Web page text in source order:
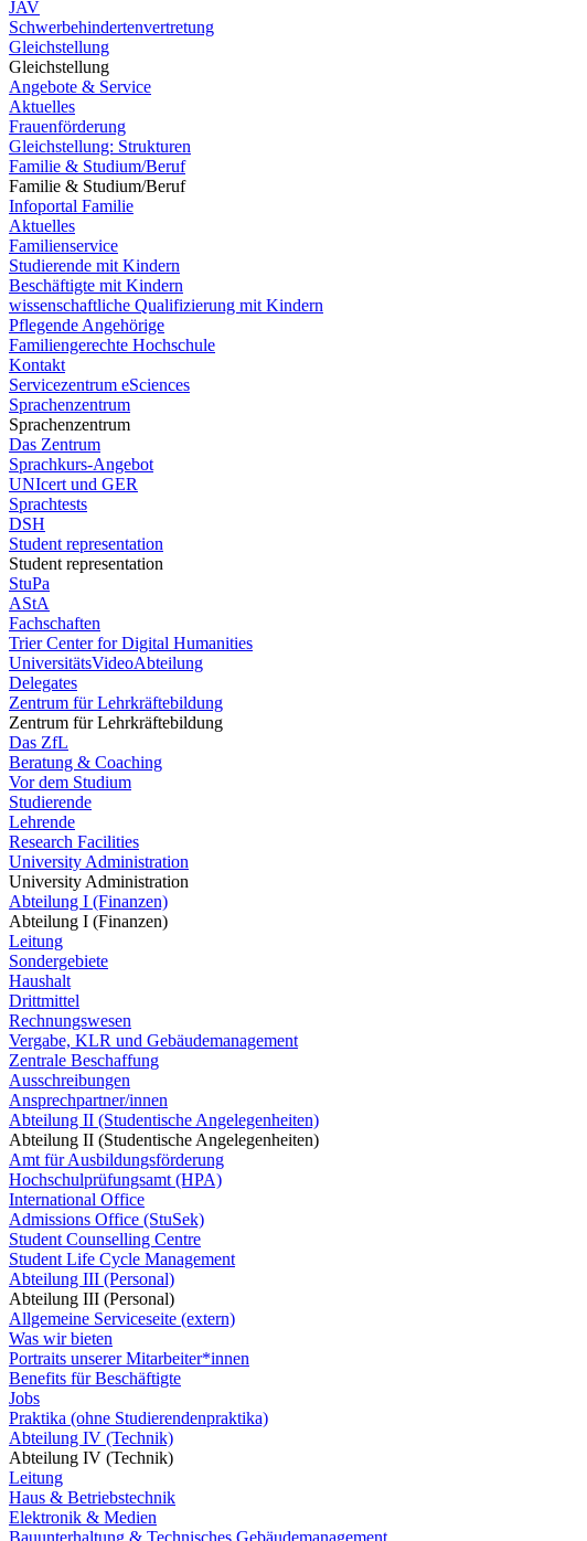
JAV
Schwerbehindertenvertretung
Gleichstellung
Gleichstellung
Angebote & Service
Aktuelles
Frauenförderung
Gleichstellung: Strukturen
Familie & Studium/Beruf
Familie & Studium/Beruf
Infoportal Familie
Aktuelles
Familienservice
Studierende mit Kindern
Beschäftigte mit Kindern
wissenschaftliche Qualifizierung mit Kindern
Pflegende Angehörige
Familiengerechte Hochschule
Kontakt
Servicezentrum eSciences
Sprachenzentrum
Sprachenzentrum
Das Zentrum
Sprachkurs-Angebot
UNIcert und GER
Sprachtests
DSH
Student representation
Student representation
StuPa
AStA
Fachschaften
Trier Center for Digital Humanities
UniversitätsVideoAbteilung
Delegates
Zentrum für Lehrkräftebildung
Zentrum für Lehrkräftebildung
Das ZfL
Beratung & Coaching
Vor dem Studium
Studierende
Lehrende
Research Facilities
University Administration
University Administration
Abteilung I (Finanzen)
Abteilung I (Finanzen)
Leitung
Sondergebiete
Haushalt
Drittmittel
Rechnungswesen
Vergabe, KLR und Gebäudemanagement
Zentrale Beschaffung
Ausschreibungen
Ansprechpartner/innen
Abteilung II (Studentische Angelegenheiten)
Abteilung II (Studentische Angelegenheiten)
Amt für Ausbildungsförderung
Hochschulprüfungsamt (HPA)
International Office
Admissions Office (StuSek)
Student Counselling Centre
Student Life Cycle Management
Abteilung III (Personal)
Abteilung III (Personal)
Allgemeine Serviceseite (extern)
Was wir bieten
Portraits unserer Mitarbeiter*innen
Benefits für Beschäftigte
Jobs
Praktika (ohne Studierendenpraktika)
Abteilung IV (Technik)
Abteilung IV (Technik)
Leitung
Haus & Betriebstechnik
Elektronik & Medien
Bauunterhaltung & Technisches Gebäudemanagement